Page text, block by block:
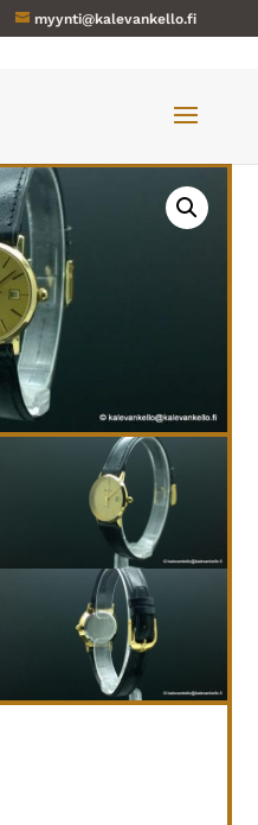
myynti@kalevankello.fi